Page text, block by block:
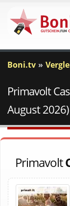
Boni.tv
Primavolt
August 2026)
Primavolt